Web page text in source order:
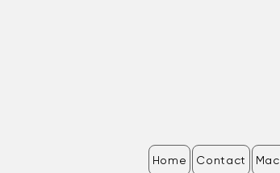
Home Contact